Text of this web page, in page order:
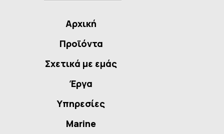
Αρχική
Προϊόντα
Σχετικά με εμάς
Έργα
Υπηρεσίες
Marine